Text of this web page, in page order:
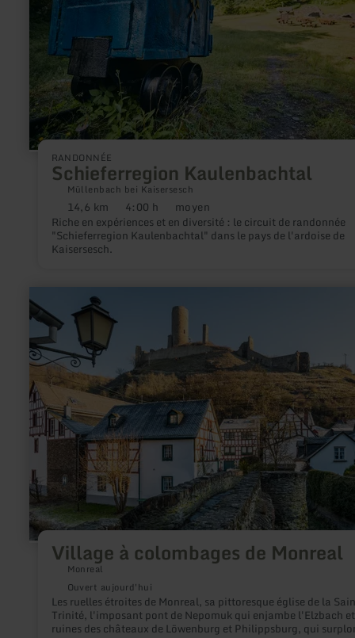
RANDONNÉE
Schieferregion Kaulenbachtal
Müllenbach bei Kaisersesch
Distance
:
14,6 km Durée
:
4:00 h Difficulté
:
moyen
Riche en expériences et en diversité : le circuit de randonnée
"Schieferregion Kaulenbachtal" dans le pays de l'ardoise de
Kaisersesch.
Village à colombages de Monreal
Monreal
Ouvert aujourd'hui
Les ruelles étroites de Monreal, sa pittoresque église de la
Trinité, l'imposant pont de Nepomuk qui enjambe l'Elzbach
ruines des châteaux de Löwenburg et Philippsburg, qui
savoir
plus
:
Village
à
colombages
de
Monreal